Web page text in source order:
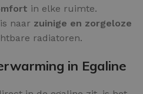
in elke ruimte.
naar zuinige en zorgeloze
radiatoren.
in Egaline